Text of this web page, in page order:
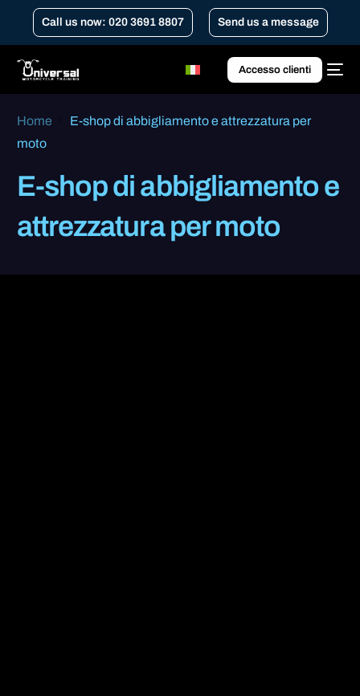
Call us now: 020 3691 8807 Send us a message
Accesso clienti
Home
E-shop di abbigliamento e attrezzatura per
moto
E-shop di abbigliamento e
attrezzatura per moto